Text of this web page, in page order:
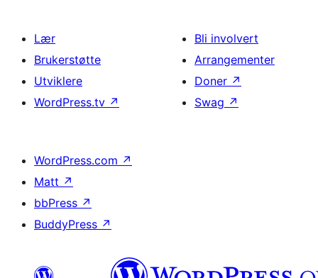
Lær
Brukerstøtte
Utviklere
WordPress.tv ↗
Bli involvert
Arrangementer
Doner ↗
Swag ↗
WordPress.com ↗
Matt ↗
bbPress ↗
BuddyPress ↗